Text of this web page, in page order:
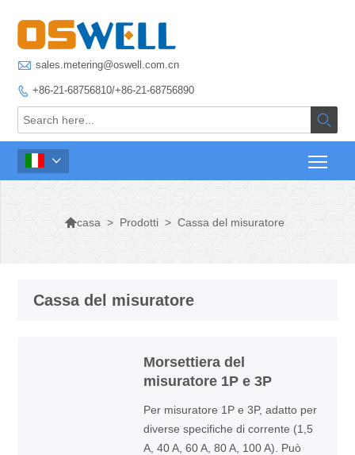
 sales.metering@oswell.com.cn
 +86-21-68756810/+86-21-68756890


casa > Prodotti > Cassa del misuratore
Cassa del misuratore
Morsettiera del
misuratore 1P e 3P
Per misuratore 1P e 3P, adatto per
diverse specifiche di corrente (1,5
A, 40 A, 60 A, 80 A, 100 A). Può